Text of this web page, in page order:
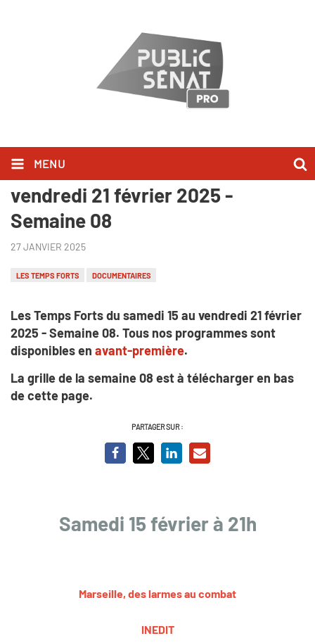
MENU
Les Temps Forts du samedi 15 au
vendredi 21 février 2025 -
Semaine 08
27 JANVIER 2025
LES TEMPS FORTS DOCUMENTAIRES
Les Temps Forts du samedi 15 au vendredi 21 février
2025 - Semaine 08. Tous nos programmes sont
disponibles en avant-première.
La grille de la semaine 08 est à télécharger en bas
de cette page.
PARTAGER SUR :
Samedi 15 février à 21h
Marseille, des larmes au combat
INEDIT